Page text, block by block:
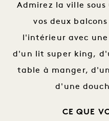
Admirez la ville
vos deux
l'intérieur avec
d'un lit super king,
table à manger,
d'une
CE QUE